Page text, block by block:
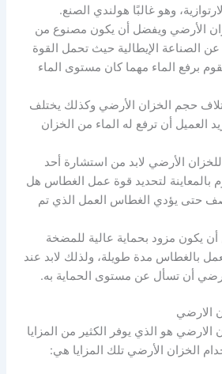
وهو غالبًا هولندي الصنع.
الأرضي ويفضل أن يكون مصنوع من
عن الصناعة الإيطالية حيث تحمل القوة
برفع الماء مهما كان مستوى الماء
حجم الخزان الأرضي وكذلك يختلف
العميل أن ترفع له الماء من الخزان
الأرضي لابد من استشارة أحد
بالمعاينة لتحديد قوة عمل الغطاس هل
حتى يؤدي الغطاس العمل الذي تم
يكون مزود بحماية عالية للمضخة
بالغطاس مدة طويلة، ولذلك لابد عند
أن تسأل عن مستوى الحماية به.
الارضي
هو الذي يوفر الكثير من المزايا
الخزان الأرضي تلك المزايا هي: